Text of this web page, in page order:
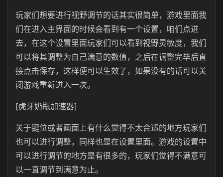
玩家们想要进行视野调节的话其实很简单，游戏里面我
们在进入主界面的时候会看到有一个设置，咱们点进
去，在这个设置里面玩家们可以看到视野灵敏度，我们
可以将其调整为自己满意的数值，之后在调整完毕后直
接点击保存，这样便可以生效了，如果没有的话可以关
闭游戏重新进入一次。
[虎牙奶瓶加速器]
关于键位或者画面上有什么觉得不太合适的地方玩家们
也可以进行调整，同样也是在设置里面。游戏的设置中
可以进行调节的地方是有很多的，玩家们觉得不满意可
以一直调节到满意为止。